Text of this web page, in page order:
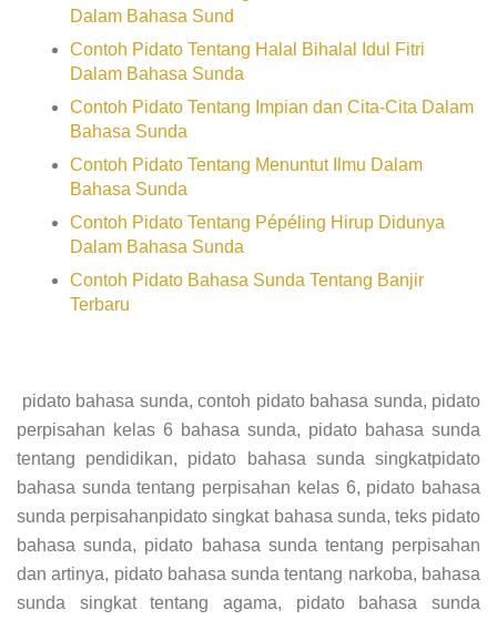
Dalam Bahasa Sund
Contoh Pidato Tentang Halal Bihalal Idul Fitri
Dalam Bahasa Sunda
Contoh Pidato Tentang Impian dan Cita-Cita Dalam
Bahasa Sunda
Contoh Pidato Tentang Menuntut Ilmu Dalam
Bahasa Sunda
Contoh Pidato Tentang Pépéling Hirup Didunya
Dalam Bahasa Sunda
Contoh Pidato Bahasa Sunda Tentang Banjir
Terbaru
pidato bahasa sunda, contoh pidato bahasa sunda, pidato
perpisahan kelas 6 bahasa sunda, pidato bahasa sunda
tentang pendidikan, pidato bahasa sunda singkatpidato
bahasa sunda tentang perpisahan kelas 6, pidato bahasa
sunda perpisahanpidato singkat bahasa sunda, teks pidato
bahasa sunda, pidato bahasa sunda tentang perpisahan
dan artinya, pidato bahasa sunda tentang narkoba, bahasa
sunda singkat tentang agama, pidato bahasa sunda